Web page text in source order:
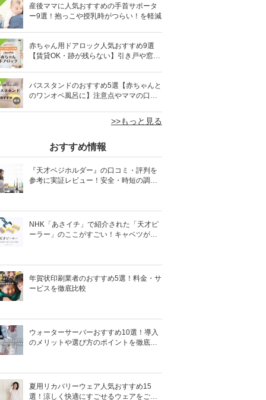
産後ママに人気おすすめの手首サポータ
ー9選！抱っこや授乳時がつらい！を軽減
赤ちゃん用ドアロック人気おすすめ9選
【賃貸OK・跡が残らない】引き戸や窓対
バススタンドのおすすめ5選【赤ちゃんと
のワンオペ風呂に】注意点やママの口コ
>>もっと見る
おすすめ情報
『天才ベジホルダー』の口コミ・評判を
参考に実証レビュー！安全・時短の調理
NHK「あさイチ」で紹介された「天才ピ
ーラー」のここがすごい！キャベツがほ
年賀状印刷業者のおすすめ5選！料金・サ
ービスを徹底比較
ウォーターサーバーおすすめ10選！導入
のメリットや選び方のポイントを徹底解
夏用リカバリーウェア人気おすすめ15
選！涼しく快適にすごせるウェアをご紹